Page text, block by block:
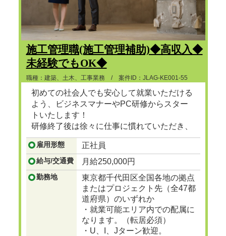
施工管理職(施工管理補助)◆高収入◆
未経験でもOK◆
職種：建築、土木、工事業務 / 案件ID：JLAG-KE001-55
初めての社会人でも安心して就業いただける
よう、ビジネスマナーやPC研修からスター
トいたします！
研修終了後は徐々に仕事に慣れていただき、
ゆくゆくは建設プロジェクトマネージャーと
して、街で見かけるビル、マンション、ショ
ッピングセンターなど地図に残る大規模な建
設の舵をとる人材に成長...つづきを見る
雇用形態 正社員
給与/交通費 月給250,000円
勤務地
東京都千代田区全国各地の拠点
またはプロジェクト先（全47都
道府県）のいずれか
・就業可能エリア内での配属に
なります。（転居必須）
・U、I、Jターン歓迎。